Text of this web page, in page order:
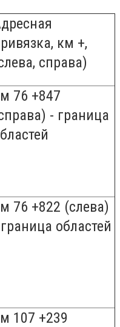
км +,
справа)
76 +847
- граница
76 +822 (слева)
областей
107 +239